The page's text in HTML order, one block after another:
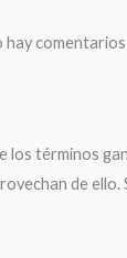
hay comentarios
los términos
de ello.